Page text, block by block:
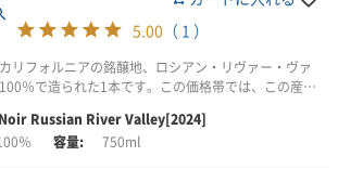
にし
ならで
す。
5.00 （ 1 ）
リフォルニアの銘醸地、ロシアン・リヴァー・ヴァ
％で造られた1本です。この価格帯では、この産地
は、ナパ・ヴァレーを拠点に高品質なワインを少量
Russian River Valley[2024]
％
750ml